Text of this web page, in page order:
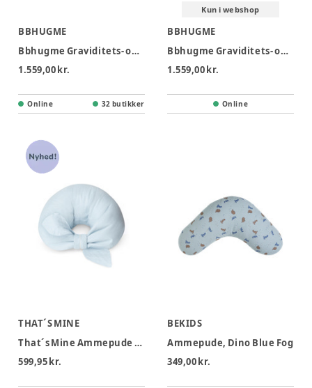
BBHUGME
Bbhugme Graviditets- og Ammepude - Seashell Beige
1.559,00 kr.
Online 32 butikker
Kun i webshop
BBHUGME
Bbhugme Graviditets- og Ammepude - Hazel Brown
1.559,00 kr.
Online
THAT´S MINE
That´s Mine Ammepude - Baby Blue
599,95 kr.
BEKIDS
Ammepude, Dino Blue Fog
349,00 kr.